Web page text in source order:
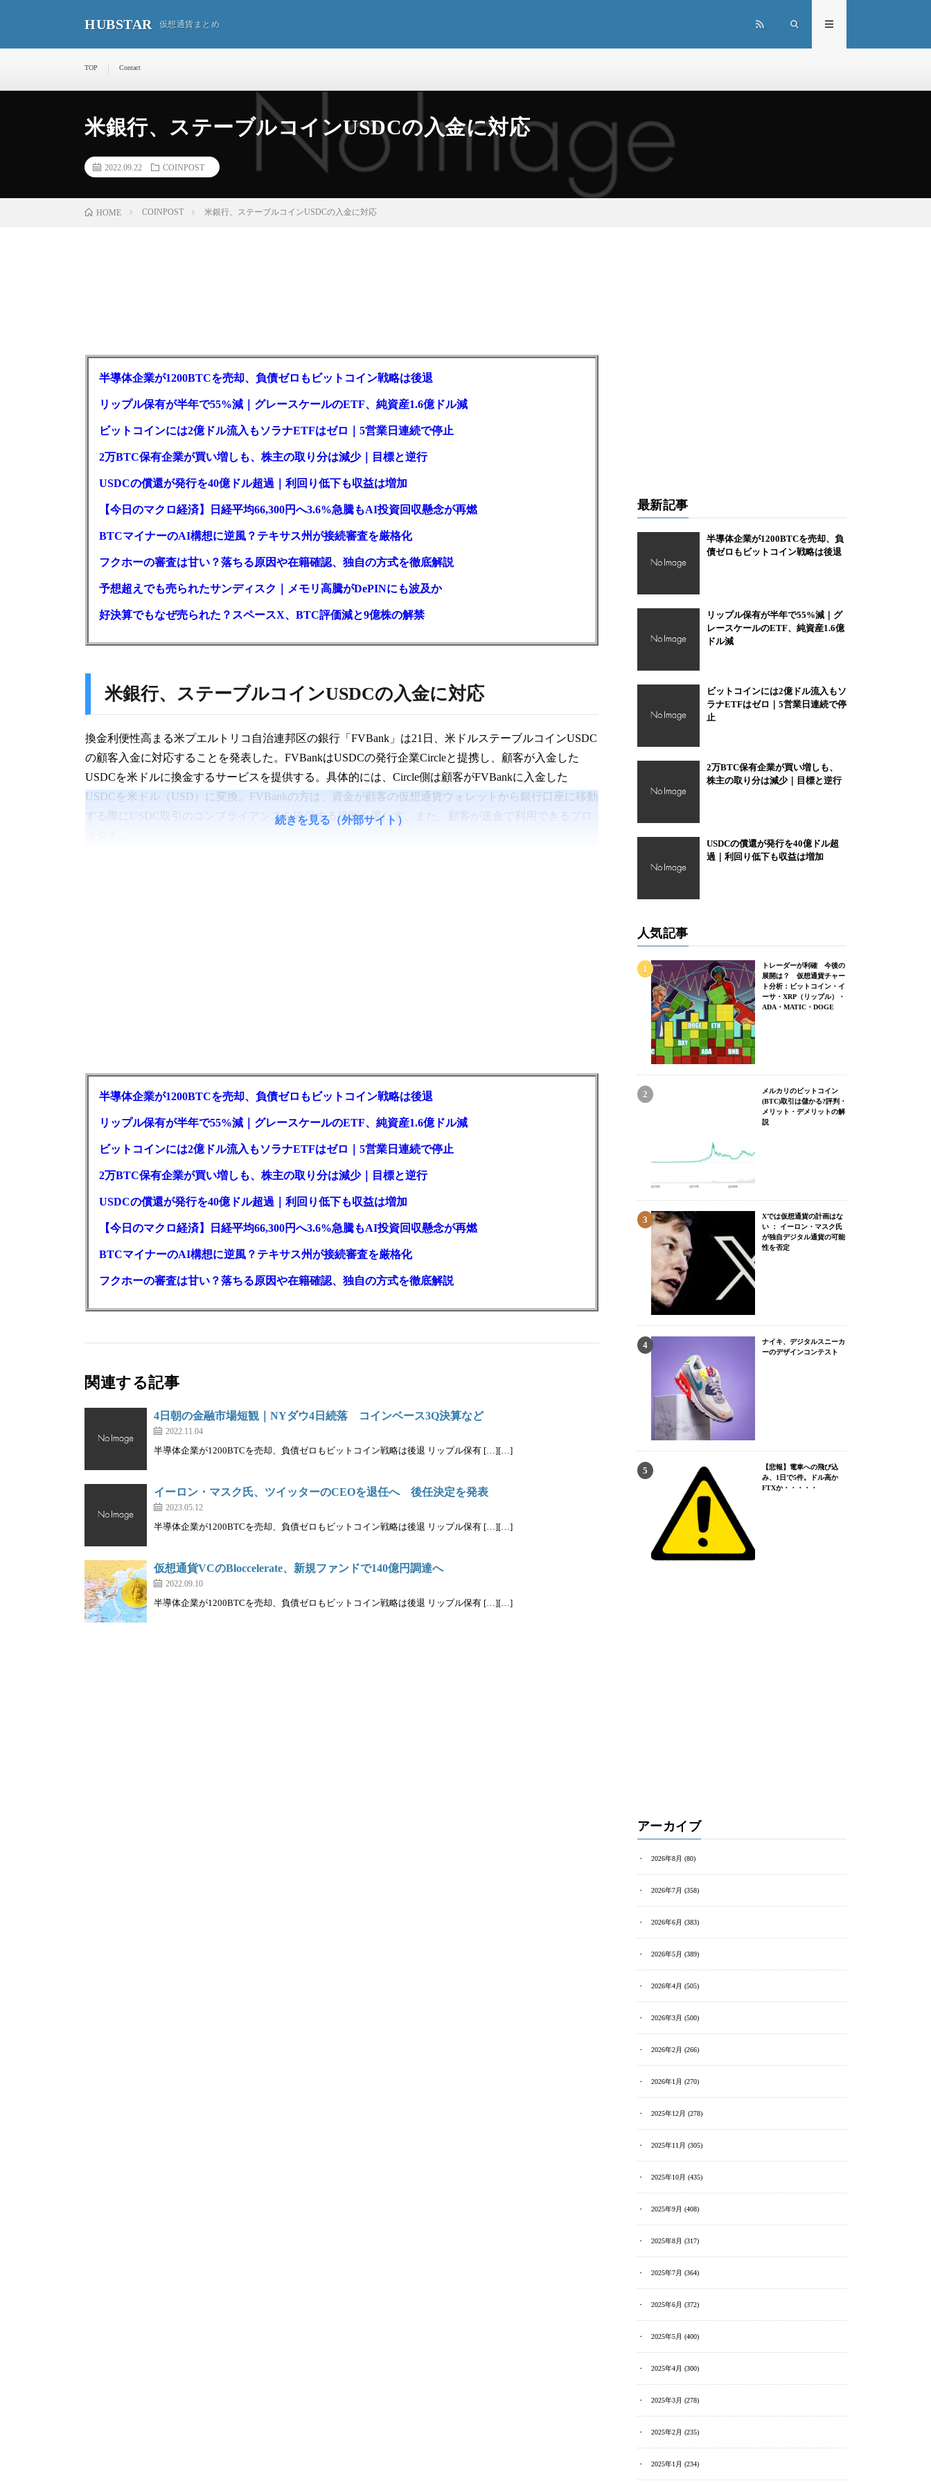
HUBSTAR 仮想通貨まとめ
TOP Contact
米銀行、ステーブルコインUSDCの入金に対応
2022.09.22 COINPOST
HOME COINPOST 米銀行、ステーブルコインUSDCの入金に対応
半導体企業が1200BTCを売却、負債ゼロもビットコイン戦略は後退
リップル保有が半年で55%減｜グレースケールのETF、純資産1.6億ドル減
ビットコインには2億ドル流入もソラナETFはゼロ｜5営業日連続で停止
2万BTC保有企業が買い増しも、株主の取り分は減少｜目標と逆行
USDCの償還が発行を40億ドル超過｜利回り低下も収益は増加
【今日のマクロ経済】日経平均66,300円へ3.6%急騰もAI投資回収懸念が再燃
BTCマイナーのAI構想に逆風？テキサス州が接続審査を厳格化
フクホーの審査は甘い？落ちる原因や在籍確認、独自の方式を徹底解説
予想超えでも売られたサンディスク｜メモリ高騰がDePINにも波及か
好決算でもなぜ売られた？スペースX、BTC評価減と9億株の解禁
米銀行、ステーブルコインUSDCの入金に対応
換金利便性高まる米プエルトリコ自治連邦区の銀行「FVBank」は21日、米ドルステーブルコインUSDC
の顧客入金に対応することを発表した。FVBankはUSDCの発行企業Circleと提携し、顧客が入金した
USDCを米ドルに換金するサービスを提供する。具体的には、Circle側は顧客がFVBankに入金した
USDCを米ドル（USD）に変換。FVBankの方は、資金が顧客の仮想通貨ウォレットから銀行口座に移動
する際にUSDC取引のコンプライアンスを確保する役割を果たす。また、顧客が送金で利用できるブロ
続きを見る（外部サイト）
半導体企業が1200BTCを売却、負債ゼロもビットコイン戦略は後退
リップル保有が半年で55%減｜グレースケールのETF、純資産1.6億ドル減
ビットコインには2億ドル流入もソラナETFはゼロ｜5営業日連続で停止
2万BTC保有企業が買い増しも、株主の取り分は減少｜目標と逆行
USDCの償還が発行を40億ドル超過｜利回り低下も収益は増加
【今日のマクロ経済】日経平均66,300円へ3.6%急騰もAI投資回収懸念が再燃
BTCマイナーのAI構想に逆風？テキサス州が接続審査を厳格化
フクホーの審査は甘い？落ちる原因や在籍確認、独自の方式を徹底解説
関連する記事
4日朝の金融市場短観｜NYダウ4日続落 コインベース3Q決算など
2022.11.04
半導体企業が1200BTCを売却、負債ゼロもビットコイン戦略は後退 リップル保有 […][…]
イーロン・マスク氏、ツイッターのCEOを退任へ 後任決定を発表
2023.05.12
半導体企業が1200BTCを売却、負債ゼロもビットコイン戦略は後退 リップル保有 […][…]
仮想通貨VCのBloccelerate、新規ファンドで140億円調達へ
2022.09.10
半導体企業が1200BTCを売却、負債ゼロもビットコイン戦略は後退 リップル保有 […][…]
最新記事
半導体企業が1200BTCを売却、負
債ゼロもビットコイン戦略は後退
リップル保有が半年で55%減｜グ
レースケールのETF、純資産1.6億
ドル減
ビットコインには2億ドル流入もソ
ラナETFはゼロ｜5営業日連続で停
止
2万BTC保有企業が買い増しも、
株主の取り分は減少｜目標と逆行
USDCの償還が発行を40億ドル超
過｜利回り低下も収益は増加
人気記事
トレーダーが利確 今後の
展開は？ 仮想通貨チャー
ト分析：ビットコイン・イ
ーサ・XRP（リップル）・
ADA・MATIC・DOGE
メルカリのビットコイン
(BTC)取引は儲かる?評判・
メリット・デメリットの解
説
Xでは仮想通貨の計画はな
い ： イーロン・マスク氏
が独自デジタル通貨の可能
性を否定
ナイキ、デジタルスニーカ
ーのデザインコンテスト
【悲報】電車への飛び込
み、1日で5件。ドル高か
FTXか・・・・・
アーカイブ
2026年8月 (80)
2026年7月 (358)
2026年6月 (383)
2026年5月 (389)
2026年4月 (505)
2026年3月 (500)
2026年2月 (266)
2026年1月 (270)
2025年12月 (278)
2025年11月 (305)
2025年10月 (435)
2025年9月 (408)
2025年8月 (317)
2025年7月 (364)
2025年6月 (372)
2025年5月 (400)
2025年4月 (300)
2025年3月 (278)
2025年2月 (235)
2025年1月 (234)